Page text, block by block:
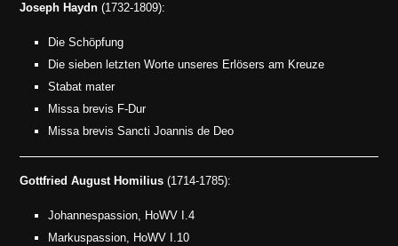
Joseph Haydn (1732-1809):
Die Schöpfung
Die sieben letzten Worte unseres Erlösers am Kreuze
Stabat mater
Missa brevis F-Dur
Missa brevis Sancti Joannis de Deo
Gottfried August Homilius (1714-1785):
Johannespassion, HoWV I.4
Markuspassion, HoWV I.10